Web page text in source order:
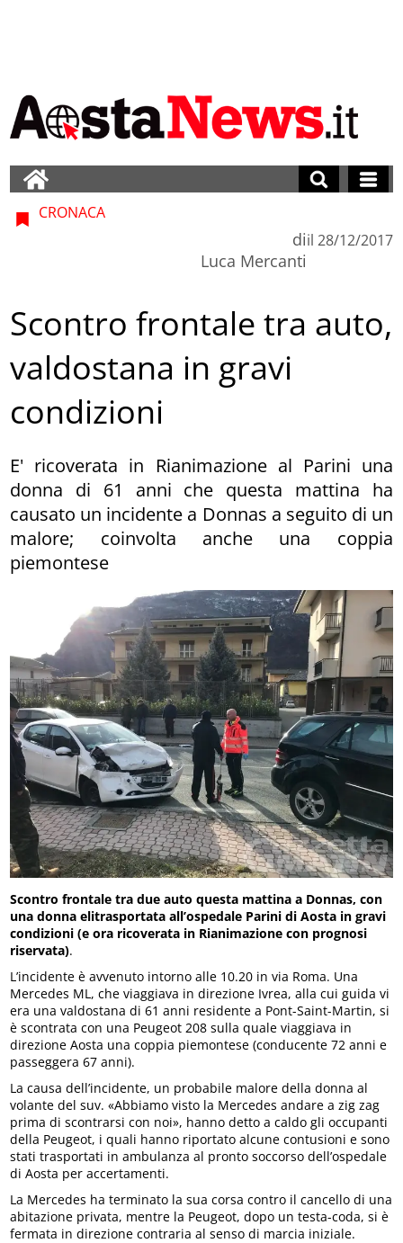
CRONACA
di
Luca Mercanti
il 28/12/2017
Scontro frontale tra auto,
valdostana in gravi
condizioni
E' ricoverata in Rianimazione al Parini una
donna di 61 anni che questa mattina ha
causato un incidente a Donnas a seguito di un
malore; coinvolta anche una coppia
piemontese
Scontro frontale tra due auto questa mattina a Donnas, con
una donna elitrasportata all’ospedale Parini di Aosta in gravi
condizioni (e ora ricoverata in Rianimazione con prognosi
riservata).
L’incidente è avvenuto intorno alle 10.20 in via Roma. Una
Mercedes ML, che viaggiava in direzione Ivrea, alla cui guida vi
era una valdostana di 61 anni residente a Pont-Saint-Martin, si
è scontrata con una Peugeot 208 sulla quale viaggiava in
direzione Aosta una coppia piemontese (conducente 72 anni e
passeggera 67 anni).
La causa dell’incidente, un probabile malore della donna al
volante del suv. «Abbiamo visto la Mercedes andare a zig zag
prima di scontrarsi con noi», hanno detto a caldo gli occupanti
della Peugeot, i quali hanno riportato alcune contusioni e sono
stati trasportati in ambulanza al pronto soccorso dell’ospedale
di Aosta per accertamenti.
La Mercedes ha terminato la sua corsa contro il cancello di una
abitazione privata, mentre la Peugeot, dopo un testa-coda, si è
fermata in direzione contraria al senso di marcia iniziale.